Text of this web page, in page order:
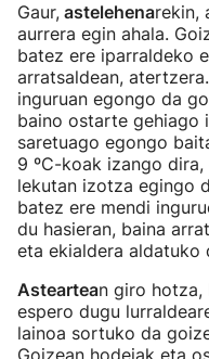
Gaur, astelehenarekin,
aurrera egin ahala.
batez ere iparraldeko
arratsaldean,
inguruan egongo da
baino ostarte gehiago
saretuago egongo
9 ºC-koak izango
lekutan izotza egingo
batez ere mendi
du hasieran, baina
eta ekialdera aldatuko
Asteartean giro hotza,
espero dugu
lainoa sortuko da
Goizean hodeiak eta